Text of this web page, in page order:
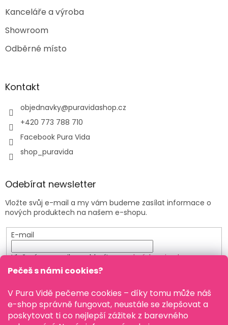
Pečeš s námi cookies?
V Pura Vidě pečeme cookies – díky tomu může náš
e-shop správně fungovat, neustále se zlepšovat a
poskytovat ti co nejlepší zážitek z barevného
Kanceláře a výroba
Showroom
Odběrné místo
Kontakt
objednavky@puravidashop.cz
+420 773 788 710
Facebook Pura Vida
shop_puravida
Odebírat newsletter
Vložte svůj e-mail a my vám budeme zasílat informace o
nových produktech na našem e-shopu.
E-mail
Vložením e-mailu souhlasíte spodmínkami ochrany
osobních údajů
PŘIHLÁSIT SE